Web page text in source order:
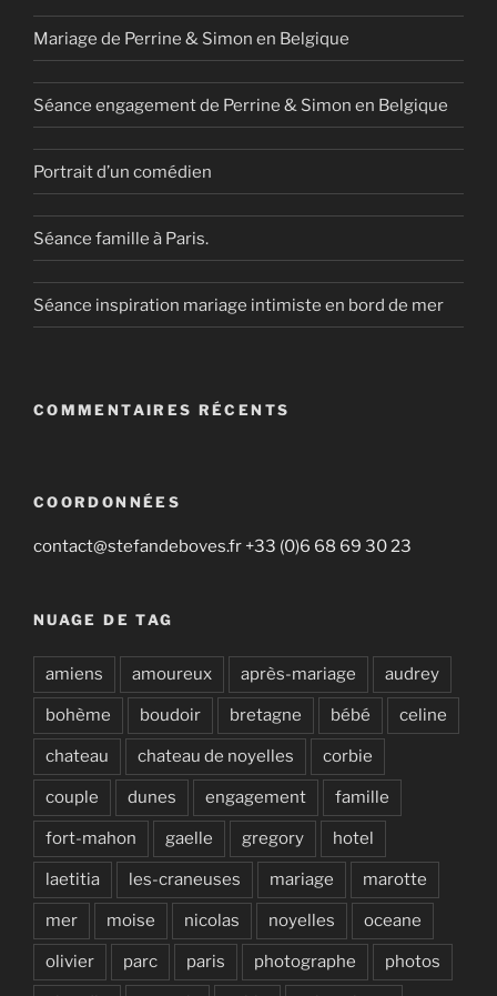
Mariage de Perrine & Simon en Belgique
Séance engagement de Perrine & Simon en Belgique
Portrait d’un comédien
Séance famille à Paris.
Séance inspiration mariage intimiste en bord de mer
COMMENTAIRES RÉCENTS
COORDONNÉES
contact@stefandeboves.fr +33 (0)6 68 69 30 23
NUAGE DE TAG
amiens amoureux après-mariage audrey
bohème boudoir bretagne bébé celine
chateau chateau de noyelles corbie
couple dunes engagement famille
fort-mahon gaelle gregory hotel
laetitia les-craneuses mariage marotte
mer moise nicolas noyelles oceane
olivier parc paris photographe photos